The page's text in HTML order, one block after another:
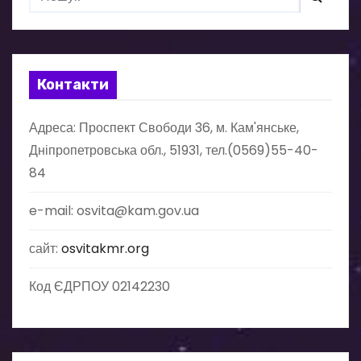
а
ц
і
я
з
а
і
Контакти
Адреса: Проспект Свободи 36, м. Кам'янське,
Дніпропетровська обл., 51931, тел.(0569)55-40-
84
e-mail: osvita@kam.gov.ua
сайт: osvitakmr.org
Код ЄДРПОУ 02142230